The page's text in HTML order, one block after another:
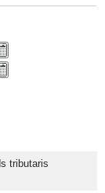
tributaris